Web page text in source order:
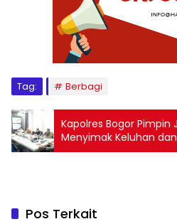
Tag: Berbagi
Kapolres Bogor
Menyimak Keluhan
Kabupaten Bogor
Pos Terkait